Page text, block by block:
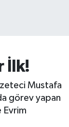
İlk!
Mustafa
görev yapan
Evrim